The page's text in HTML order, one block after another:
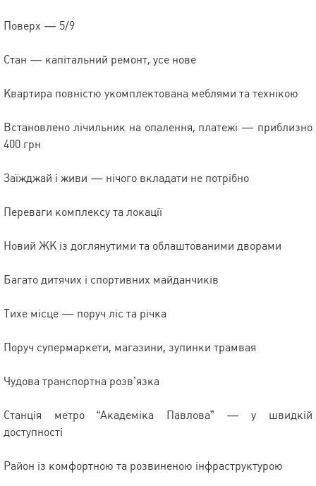
Поверх — 5/9
Стан — капітальний ремонт, усе нове
Квартира повністю укомплектована меблями та технікою
Встановлено лічильник на опалення, платежі — приблизно
400 грн
Заїжджай і живи — нічого вкладати не потрібно
Переваги комплексу та локації
Новий ЖК із доглянутими та облаштованими дворами
Багато дитячих і спортивних майданчиків
Тихе місце — поруч ліс та річка
Поруч супермаркети, магазини, зупинки трамвая
Чудова транспортна розв’язка
Станція метро “Академіка Павлова” — у швидкій
доступності
Район із комфортною та розвиненою інфраструктурою